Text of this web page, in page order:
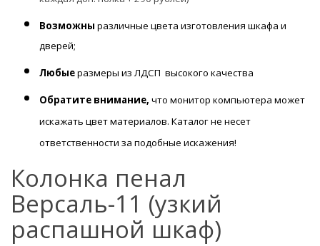
Возможны различные цвета изготовления шкафа и
дверей;
Любыеразмеры из ЛДСП высокого качества
Обратите внимание, что монитор компьютера может
искажать цвет материалов. Каталог не несет
ответственности за подобные искажения!
Колонка пенал
Версаль-11 (узкий
распашной шкаф)